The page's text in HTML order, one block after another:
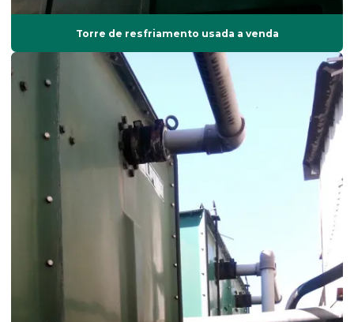
Fabricante de torre de resfriamento
Impermeabilização com borracha líquida
Impermeabilização de lajes
Impermeabilização de lajes expostas
Impermeabilização com manta asfáltica
Impermeabilização de prédios
Impermeabilização de torres
Instalação de torres de resfriamento
Limpeza de torre de resfriamento
Manutenção corretiva de torres de resfriamento
Torre de resfriamento usada a venda